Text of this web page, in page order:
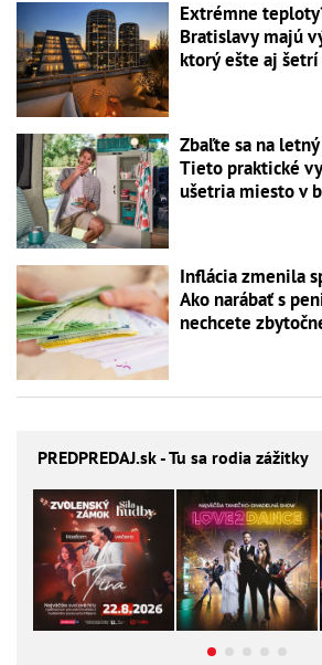
Extrémne
Bratislavy majú
ktorý ešte aj
Zbaľte sa na
Tieto praktické
ušetria miesto v
Inflácia zmenila
Ako narábať s
nechcete
PREDPREDAJ.sk - Tu sa rodia zážitky